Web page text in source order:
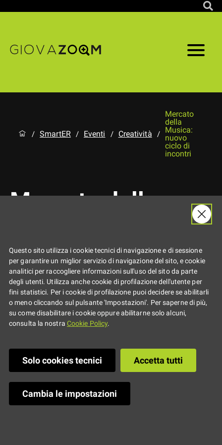
/ SmartER / Eventi / Creatività /
Mercato
della
Musica:
nuovo
ciclo di
incontri
Mercato della
ciclo di incontri
Questo sito utilizza i cookie tecnici di navigazione e di sessione
per garantire un miglior servizio di navigazione del sito, e cookie
analitici per raccogliere informazioni sull'uso del sito da parte
degli utenti. Utilizza anche cookie di profilazione dell'utente per
fini statistici. Per i cookie di profilazione puoi decidere se abilitarli
o meno cliccando sul pulsante 'Impostazioni'. Per saperne di più,
su come disabilitare i cookie oppure abilitarne solo alcuni,
consulta la nostra Cookie Policy.
Solo cookies tecnici Accetta tutti
Cambia le impostazioni